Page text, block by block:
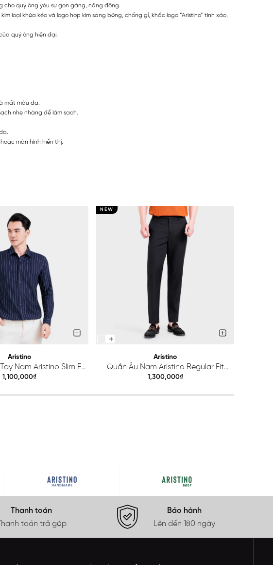
cho quý ông yêu sự gọn gàng, năng động.
loại khóa kéo và logo hợp kim sáng bóng, chống gỉ, khắc logo “Aristino” tinh xảo,
quý ông hiện đại.
mất màu da.
nhẹ nhàng để làm sạch.
màn hình hiển thị.
Aristino
Nam Aristino Slim Fit
ALS425S0H2
1,100,000₫
NEW
Aristino
Quần Âu Nam Aristino Regular Fit
ATR203S0H2
1,300,000₫
Thanh toán
Thanh toán trả góp
Bảo hành
Lên đến 180 ngày